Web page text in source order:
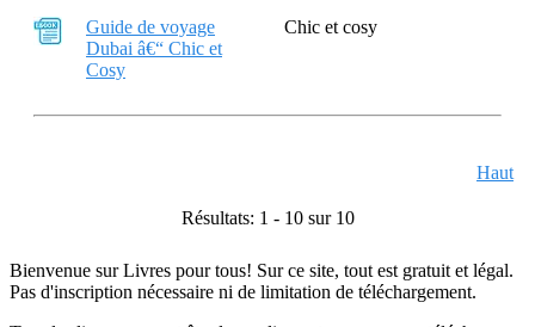
Guide de voyage
Dubai â€“ Chic et
Cosy
Chic et cosy
Haut
Résultats: 1 - 10 sur 10
Bienvenue sur Livres pour tous! Sur ce site, tout est gratuit et légal.
Pas d'inscription nécessaire ni de limitation de téléchargement.